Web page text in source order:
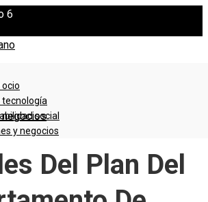
6
tecnología
social
y negocios
Del Plan Del